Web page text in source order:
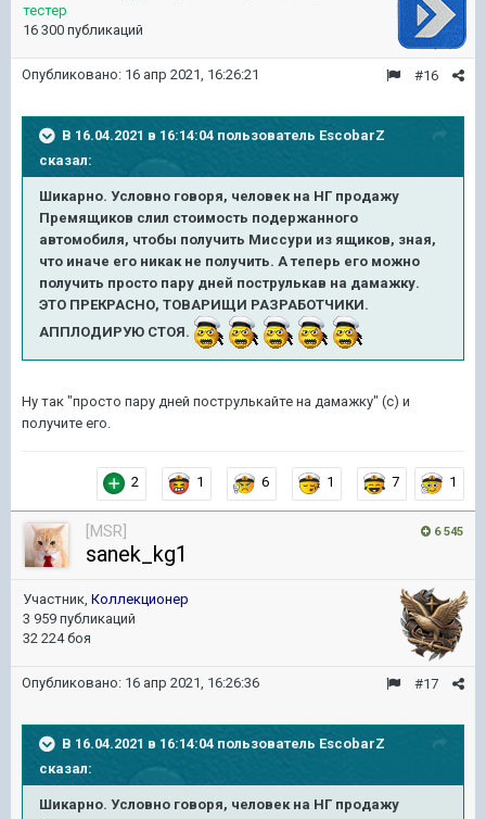
тестер
16 300 публикаций
#16
Опубликовано: 16 апр 2021, 16:26:21
В 16.04.2021 в 16:14:04 пользователь EscobarZ
сказал:
Шикарно. Условно говоря, человек на НГ продажу
Премящиков слил стоимость подержанного
автомобиля, чтобы получить Миссури из ящиков, зная,
что иначе его никак не получить. А теперь его можно
получить просто пару дней пострулькав на дамажку.
ЭТО ПРЕКРАСНО, ТОВАРИЩИ РАЗРАБОТЧИКИ.
АППЛОДИРУЮ СТОЯ.
Ну так "просто пару дней пострулькайте на дамажку" (с) и
получите его.
2 1 6 1 7 1
6 545
[MSR]
sanek_kg1
Участник, Коллекционер
3 959 публикаций
32 224 боя
#17
Опубликовано: 16 апр 2021, 16:26:36
В 16.04.2021 в 16:14:04 пользователь EscobarZ
сказал:
Шикарно. Условно говоря, человек на НГ продажу